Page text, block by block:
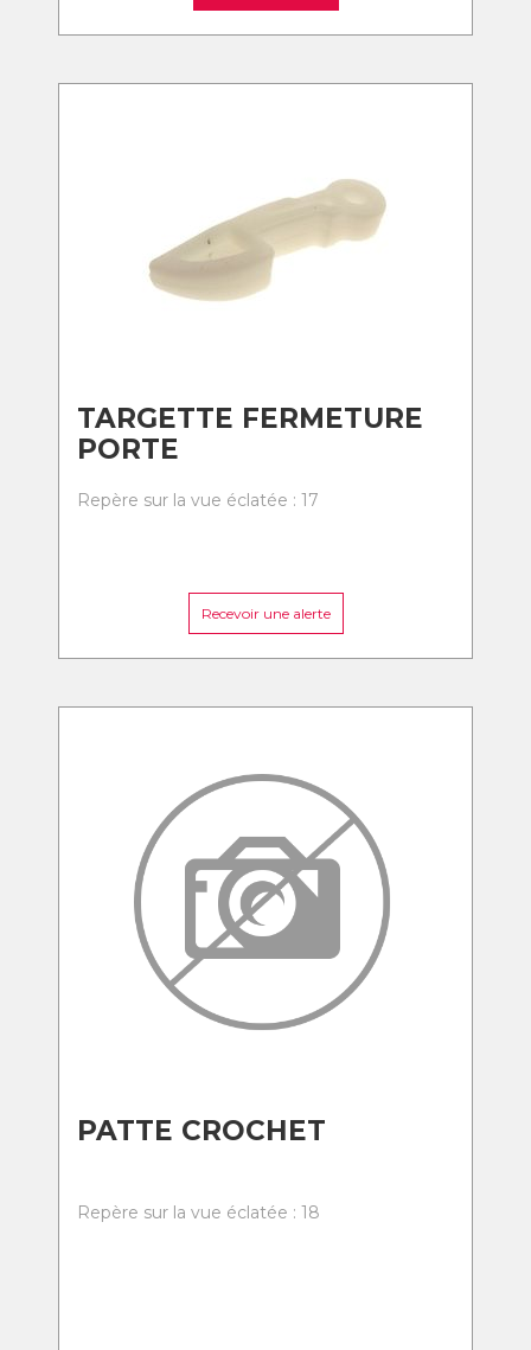
TARGETTE FERMETURE
PORTE
Repère sur la vue éclatée : 17
Recevoir une alerte
PATTE CROCHET
Repère sur la vue éclatée : 18